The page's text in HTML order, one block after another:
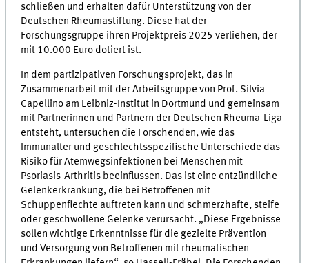
schließen und erhalten dafür Unterstützung von der
Deutschen Rheumastiftung. Diese hat der
Forschungsgruppe ihren Projektpreis 2025 verliehen, der
mit 10.000 Euro dotiert ist.
In dem partizipativen Forschungsprojekt, das in
Zusammenarbeit mit der Arbeitsgruppe von Prof. Silvia
Capellino am Leibniz-Institut in Dortmund und gemeinsam
mit Partnerinnen und Partnern der Deutschen Rheuma-Liga
entsteht, untersuchen die Forschenden, wie das
Immunalter und geschlechtsspezifische Unterschiede das
Risiko für Atemwegsinfektionen bei Menschen mit
Psoriasis-Arthritis beeinflussen. Das ist eine entzündliche
Gelenkerkrankung, die bei Betroffenen mit
Schuppenflechte auftreten kann und schmerzhafte, steife
oder geschwollene Gelenke verursacht. „Diese Ergebnisse
sollen wichtige Erkenntnisse für die gezielte Prävention
und Versorgung von Betroffenen mit rheumatischen